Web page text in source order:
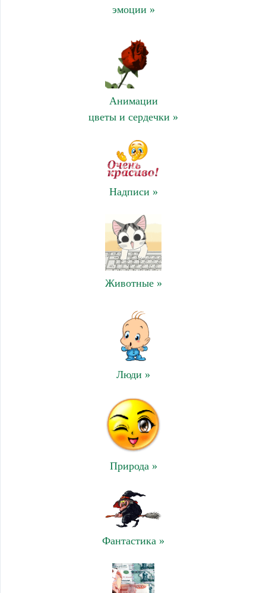
эмоции »
Анимации
цветы и сердечки »
Надписи »
Животные »
Люди »
Природа »
Фантастика »